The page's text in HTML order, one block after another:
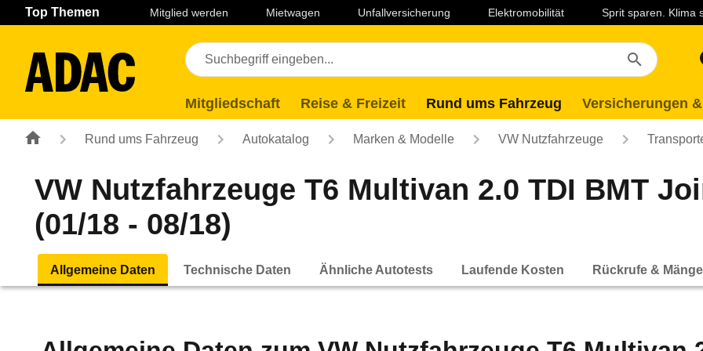
Navigation Seiteninhalt Fußzeile
Top Themen Mitglied werden Mietwagen Unfallversicherung Elektromobilität Sprit sparen. Klima
Mitgliedschaft Reise & Freizeit Rund ums Fahrzeug Versicherungen
Rund ums Fahrzeug Autokatalog Marken & Modelle VW Nutzfahrzeuge
VW Nutzfahrzeuge T6 Multivan 2.0 TDI BMT
(01/18 - 08/18)
Allgemeine Daten Technische Daten Ähnliche Autotests Laufende Kosten Rückrufe &